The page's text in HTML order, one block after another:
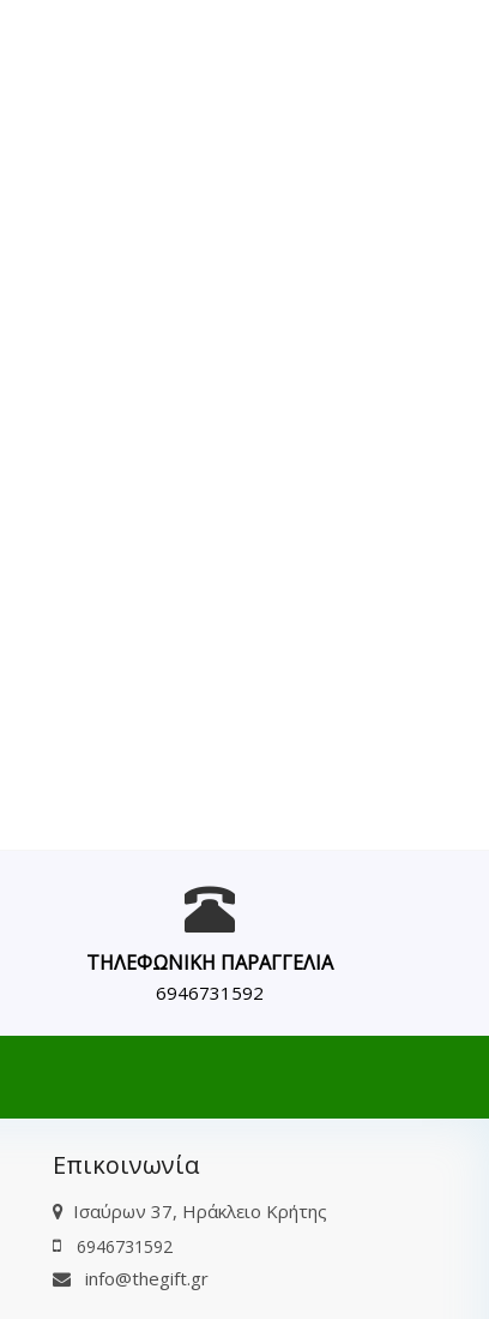
ΤΗΛΕΦΩΝΙΚΗ ΠΑΡΑΓΓΕΛΙΑ
6946731592
Επικοινωνία
Ισαύρων 37, Ηράκλειο Κρήτης
6946731592
info@thegift.gr